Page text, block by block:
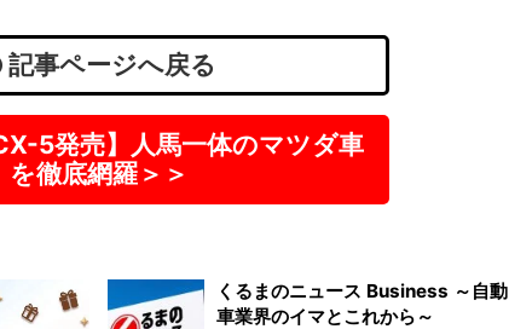
記事ページへ戻る
5発売】人馬一体のマツダ車
を徹底網羅＞＞
くるまのニュース Business ～自動
車業界のイマとこれから～